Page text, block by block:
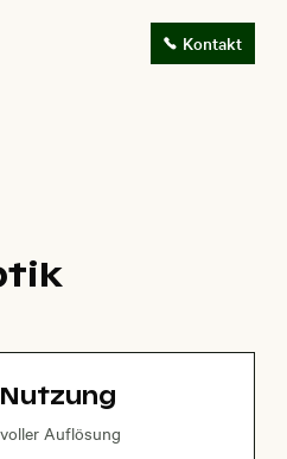
Kontakt
springen
Nutzung
Auflösung